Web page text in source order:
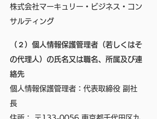
株式会社マーキュリー・ビジネス・コン
サルティング
（２）個人情報保護管理者（若しくはそ
の代理人）の氏名又は職名、所属及び連
絡先
個人情報保護管理者：代表取締役 副社
長